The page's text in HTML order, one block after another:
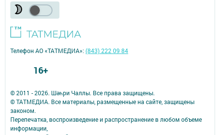
© 2011 - 2026. Шәһри Чаллы. Все права защищены.
© ТАТМЕДИА. Все материалы, размещенные на сайте, защищены
законом.
Перепечатка, воспроизведение и распространение в любом объеме
информации,
Телефон АО «ТАТМЕДИА»:(843) 222 09 84
16+